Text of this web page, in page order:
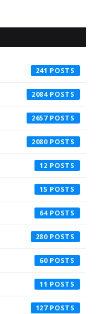
241
2084
2657
2080
12
15
64
280
60
11
127